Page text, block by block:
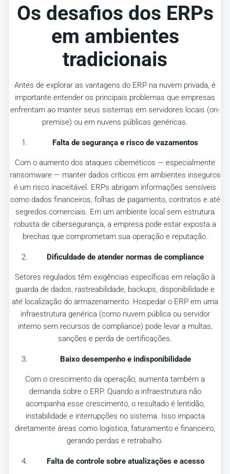
Os desafios dos ERPs
em ambientes
tradicionais
Antes de explorar as vantagens do ERP na nuvem privada, é
importante entender os principais problemas que empresas
enfrentam ao manter seus sistemas em servidores locais (on-
premise) ou em nuvens públicas genéricas.
Falta de segurança e risco de vazamentos
Com o aumento dos ataques cibernéticos — especialmente
ransomware — manter dados críticos em ambientes inseguros
é um risco inaceitável. ERPs abrigam informações sensíveis
como dados financeiros, folhas de pagamento, contratos e até
segredos comerciais. Em um ambiente local sem estrutura
robusta de cibersegurança, a empresa pode estar exposta a
brechas que comprometam sua operação e reputação.
Dificuldade de atender normas de compliance
Setores regulados têm exigências específicas em relação à
guarda de dados, rastreabilidade, backups, disponibilidade e
até localização do armazenamento. Hospedar o ERP em uma
infraestrutura genérica (como nuvem pública ou servidor
interno sem recursos de compliance) pode levar a multas,
sanções e perda de certificações.
Baixo desempenho e indisponibilidade
Com o crescimento da operação, aumenta também a
demanda sobre o ERP. Quando a infraestrutura não
acompanha esse crescimento, o resultado é lentidão,
instabilidade e interrupções no sistema. Isso impacta
diretamente áreas como logística, faturamento e financeiro,
gerando perdas e retrabalho.
Falta de controle sobre atualizações e acesso